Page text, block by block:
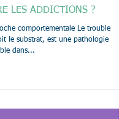
& NUDGES, DES
LES ADDICTIONS ?
comportementale Le trouble
dans...